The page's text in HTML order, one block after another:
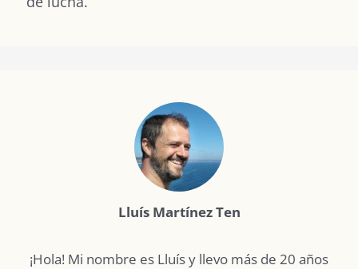
Lluís Martínez Ten
¡Hola! Mi nombre es Lluís y llevo más de 20 años